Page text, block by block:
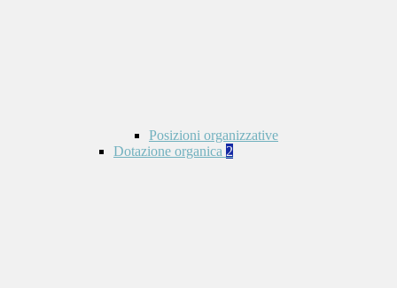
Posizioni organizzative
Dotazione organica 2